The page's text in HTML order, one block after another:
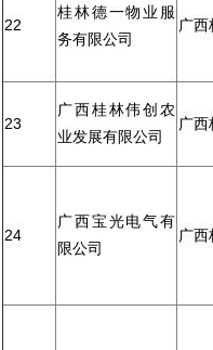
22
桂林德一物业服
务有限公司
广
23
广西桂林伟创农
业发展有限公司
广
24
广西宝光电气有
限公司
广